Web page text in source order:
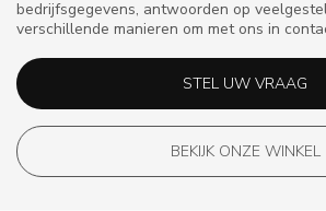
bedrijfsgegevens, antwoorden op
verschillende manieren om met ons in
STEL UW VRAAG
BEKIJK ONZE WINKEL